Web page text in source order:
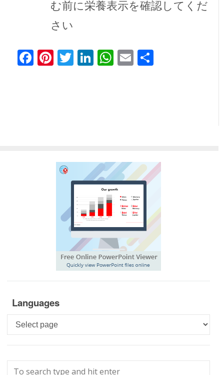
む前に栄養表示を確認してくだ
さい
Facebook
Pinterest
Twitter
LinkedIn
WhatsApp
Email
Languages
Languages